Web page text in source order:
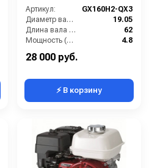
Артикул:
GX160H2-QX3
Диаметр вала (мм):
19.05
Длина вала (мм):
62
Мощность (л/с):
4.8
Объем двигателя (см3):
28 000 руб.
⚡ В корзину